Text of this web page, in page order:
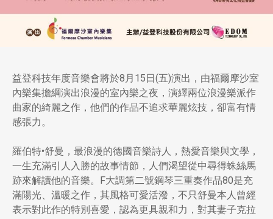
益登科技年度音樂會將於8月15日(五)演出，由福爾摩沙室
內樂集擔綱演出浪漫的室內樂之夜，演繹兩位浪漫樂派作
曲家的綺麗之作，他們的作品不追求華麗炫技，卻富有情
感張力。
羅伯特•舒曼，最浪漫的德國音樂詩人，熱愛音樂與文學，
一生充滿引人入勝的故事情節，人們渴望從中尋得蛛絲馬
跡來解讀他的音樂。F大調第二號鋼琴三重奏作品80是充
滿陽光、溫暖之作，其風格可愛活潑，不只舒曼本人曾經
表示對此作的特別喜愛，認為更具親和力，對其妻子克拉